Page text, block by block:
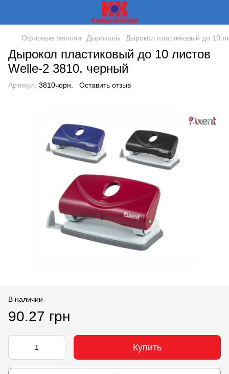
Офисные мелочи Дыроколы Дырокол пластиковый до 10
Дырокол пластиковый до 10 листов
Welle-2 3810, черный
Артикул: 3810чорн. Оставить отзыв
В наличии
90.27 грн
Купить